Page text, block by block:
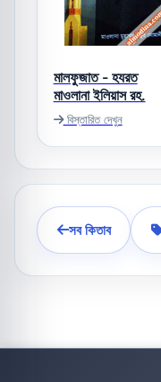
মালফুজাত - হযরত
মাওলানা ইলিয়াস রহ.
বিস্তারিত দেখুন
সব কিতাব